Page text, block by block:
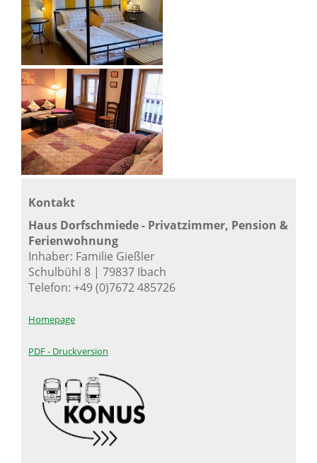
Kontakt
Haus Dorfschmiede - Privatzimmer, Pension &
Ferienwohnung
Inhaber: Familie Gießler
Schulbühl 8 | 79837 Ibach
Telefon: +49 (0)7672 485726
Homepage
PDF - Druckversion